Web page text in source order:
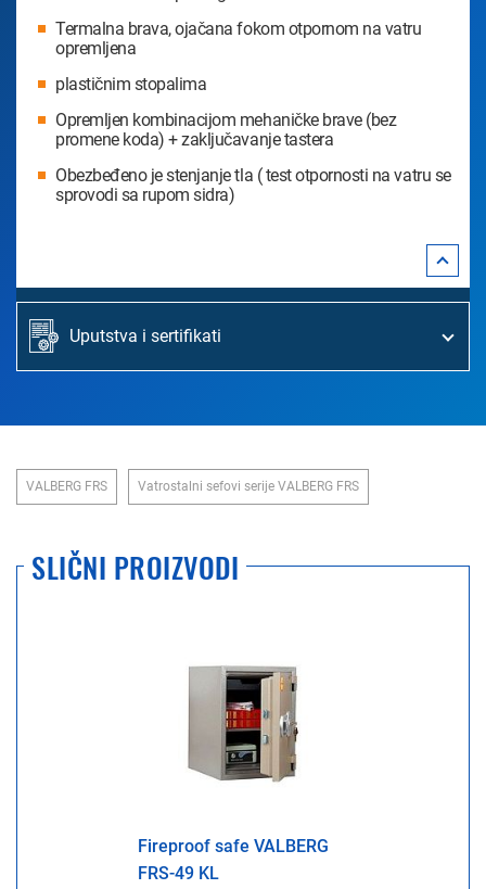
Termalna brava, ojačana fokom otpornom na vatru
opremljena
plastičnim stopalima
Opremljen kombinacijom mehaničke brave (bez
promene koda) + zaključavanje tastera
Obezbeđeno je stenjanje tla ( test otpornosti na vatru se
sprovodi sa rupom sidra)
Uputstva i sertifikati
VALBERG FRS Vatrostalni sefovi serije VALBERG FRS
SLIČNI PROIZVODI
Fireproof safe VALBERG
FRS-49 KL